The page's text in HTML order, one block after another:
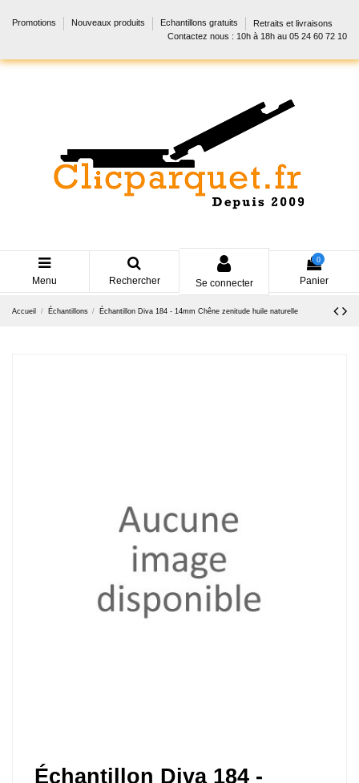
Promotions Nouveaux produits Echantillons gratuits
Retraits et livraisons
Contactez nous : 10h à 18h au 05 24 60 72 10
Menu Rechercher Se connecter
0
Panier
Accueil Échantillons Échantillon Diva 184 - 14mm Chêne zenitude huile naturelle
Échantillon Diva 184 -